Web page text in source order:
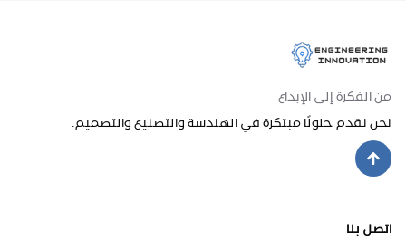
من الفكرة إلى الإبداع
نحن نقدم حلولًا مبتكرة في الهندسة والتصنيع والتصميم.
اتصل بنا